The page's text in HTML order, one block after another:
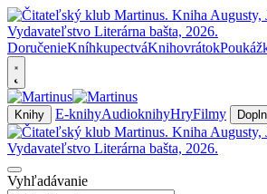
DoručenieKníhkupectváKnihovrátok
Knihy E-knihyAudioknihyHryFilmy
Vyhľadávanie